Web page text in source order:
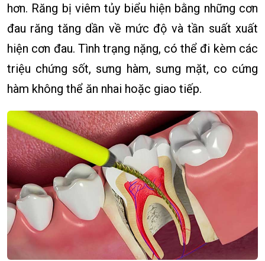
hơn. Răng bị viêm tủy biểu hiện bằng những cơn
đau răng tăng dần về mức độ và tần suất xuất
hiện cơn đau. Tình trạng nặng, có thể đi kèm các
triệu chứng sốt, sưng hàm, sưng mặt, co cứng
hàm không thể ăn nhai hoặc giao tiếp.